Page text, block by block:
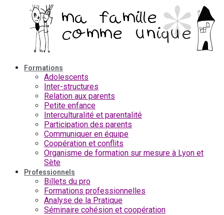
contenu
Formations
Adolescents
Inter-structures
Relation aux parents
Petite enfance
Interculturalité et parentalité
Participation des parents
Communiquer en équipe
Coopération et conflits
Organisme de formation sur mesure à Lyon et
Sète
Professionnels
Billets du pro
Formations professionnelles
Analyse de la Pratique
Séminaire cohésion et coopération